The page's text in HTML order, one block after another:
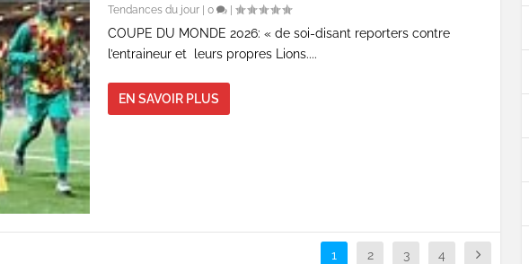
Tendances du jour| 0 |
COUPE DU MONDE 2026: « de soi-disant reporters contre
l’entraineur et leurs propres Lions....
EN SAVOIR PLUS
1 2 3 4